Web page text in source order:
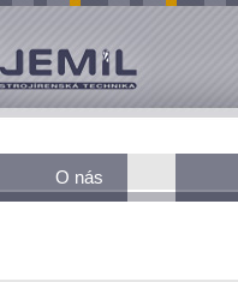
O nás